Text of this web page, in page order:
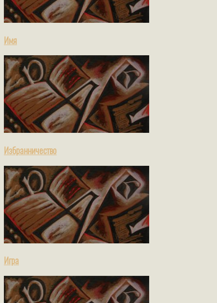
Имя
Избранничество
Игра